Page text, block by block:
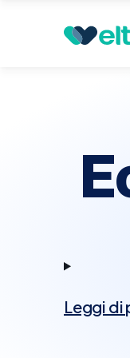
Prenota
Leggi di